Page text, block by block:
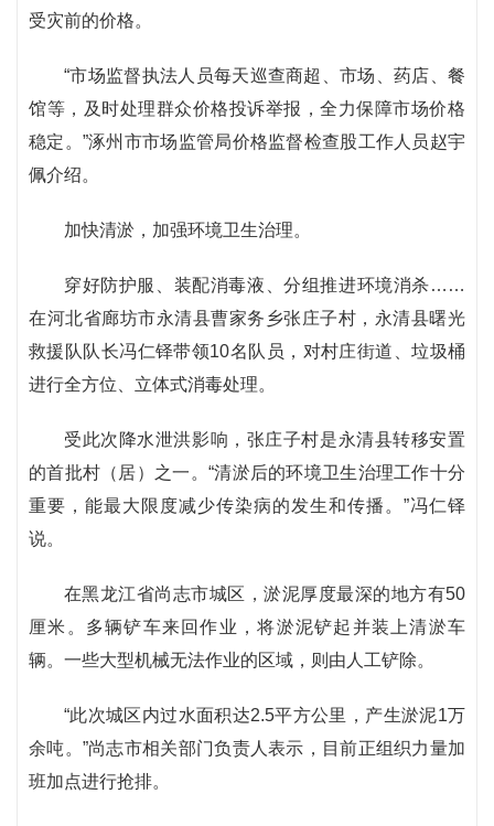
受灾前的价格。
“市场监督执法人员每天巡查商超、市场、药店、餐
馆等，及时处理群众价格投诉举报，全力保障市场价格
稳定。”涿州市市场监管局价格监督检查股工作人员赵宇
佩介绍。
加快清淤，加强环境卫生治理。
穿好防护服、装配消毒液、分组推进环境消杀……
在河北省廊坊市永清县曹家务乡张庄子村，永清县曙光
救援队队长冯仁铎带领10名队员，对村庄街道、垃圾桶
进行全方位、立体式消毒处理。
受此次降水泄洪影响，张庄子村是永清县转移安置
的首批村（居）之一。“清淤后的环境卫生治理工作十分
重要，能最大限度减少传染病的发生和传播。”冯仁铎
说。
在黑龙江省尚志市城区，淤泥厚度最深的地方有50
厘米。多辆铲车来回作业，将淤泥铲起并装上清淤车
辆。一些大型机械无法作业的区域，则由人工铲除。
“此次城区内过水面积达2.5平方公里，产生淤泥1万
余吨。”尚志市相关部门负责人表示，目前正组织力量加
班加点进行抢排。